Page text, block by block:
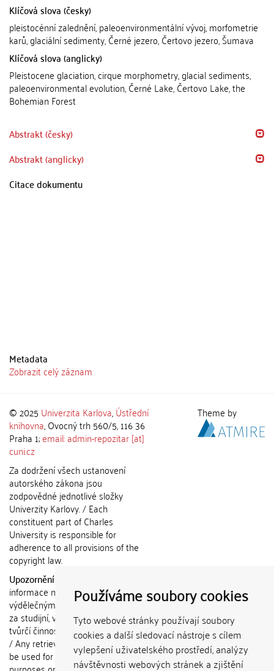
Používáme soubory cookies
Tyto webové stránky používají soubory
cookies a další sledovací nástroje s cílem
vylepšení uživatelského prostředí, analýzy
návštěvnosti webových stránek a zjištění
Klíčová slova (česky)
pleistocénní zalednění, paleoenvironmentální vývoj, morfometrie
karů, glaciální sedimenty, Černé jezero, Čertovo jezero, Šumava
Klíčová slova (anglicky)
Pleistocene glaciation, cirque morphometry, glacial sediments,
paleoenvironmental evolution, Černé Lake, Čertovo Lake, the
Bohemian Forest
Abstrakt (česky)
Abstrakt (anglicky)
Citace dokumentu
Metadata
Zobrazit celý záznam
© 2025 Univerzita Karlova,Ústřední
knihovna, Ovocný trh 560/5, 116 36
Praha 1;email: admin-repozitar [at]
cuni.cz
Za dodržení všech ustanovení
autorského zákona jsou
zodpovědné jednotlivé složky
Univerzity Karlovy. / Each
constituent part of Charles
University is responsible for
adherence to all provisions of the
copyright law.
Upozornění / Notice:
informace nemohou být použity k
výdělečným účelům nebo vydávány
za studijní, vědeckou nebo jinou
tvůrčí činnost jiné osoby než autora.
/ Any retrieved information shall not
be used for any commercial
Theme by